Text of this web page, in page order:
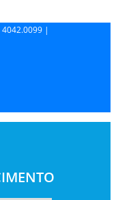
4042.0099 |